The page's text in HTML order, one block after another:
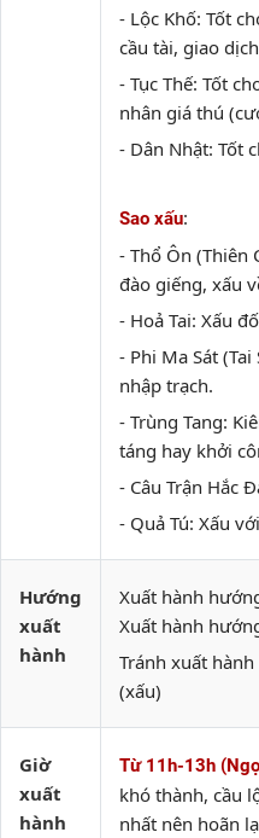
- Lộc Khố: Tốt
cầu tài, giao
- Tục Thế: Tốt
nhân giá thú
- Dân Nhật: Tốt
Sao xấu:
- Thổ Ôn (Thiên
đào giếng, xấu
- Hoả Tai: Xấu
- Phi Ma Sát
nhập trạch.
- Trùng Tang:
táng hay khởi
- Câu Trận Hắc
- Quả Tú: Xấu
Hướng
xuất
hành
Xuất hành
Xuất hành
Tránh xuất
(xấu)
Giờ
xuất
hành
Từ 11h-13h
khó thành, cầu
nhất nên hoãn